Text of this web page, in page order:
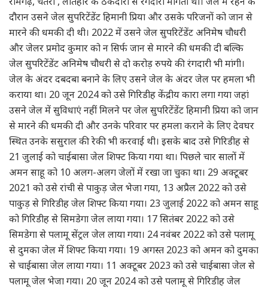
दौरान उसने जेल सुपरिटेंडेंट हिमानी प्रिया और उसके परिजनों को जान से
मारने की धमकी दी थी। 2022 में उसने जेल सुपरिटेंडेंट अनिमेष चौधरी
और जेलर प्रमोद कुमार को न सिर्फ जान से मारने की धमकी दी बल्कि
जेल सुपरिटेंडेंट अनिमेष चौधरी से दो करोड़ रुपये की रंगदारी भी मांगी।
जेल के अंदर दबदबा बनाने के लिए उसने जेल के अंदर जेल पर हमला भी
कराया था। 20 जून 2024 को उसे गिरिडीह केंद्रीय कारा लगा गया जहां
उसने जेल में सुविधाएं नहीं मिलने पर जेल सुपरिटेंडेंट हिमानी प्रिया को जान
से मारने की धमकी दी और उनके परिवार पर हमला कराने के लिए देवघर
स्थित उनके ससुराल की रेकी भी करवाई थी। इसके बाद उसे गिरिडीह से
21 जुलाई को चाईबासा जेल शिफ्ट किया गया था। पिछले चार सालों में
अमन साहू को 10 अलग-अलग जेलों में रखा जा चुका था। 29 अक्टूबर
2021 को उसे रांची से पाकुड़ जेल भेजा गया, 13 अप्रैल 2022 को उसे
पाकुड़ से गिरिडीह जेल शिफ्ट किया गया। 23 जुलाई 2022 को अमन साहू
को गिरिडीह से सिमडेगा जेल लाया गया। 17 सितंबर 2022 को उसे
सिमडेगा से पलामू सेंट्रल जेल लाया गया। 24 नवंबर 2022 को उसे पलामू
से दुमका जेल में शिफ्ट किया गया। 19 अगस्त 2023 को अमन को दुमका
से चाईबासा जेल लाया गया। 11 अक्टूबर 2023 को उसे चाईबासा जेल से
पलामू जेल भेजा गया। 20 जून 2024 को उसे पलामू से गिरिडीह जेल